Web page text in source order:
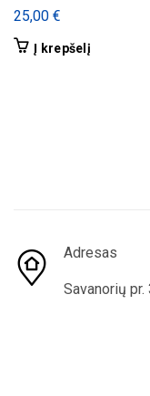
25,00 €
Į krepšelį
Adresas
Savanorių pr.